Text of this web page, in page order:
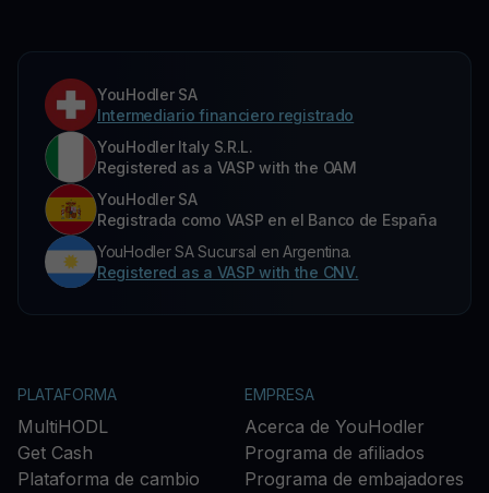
YouHodler SA
Intermediario financiero registrado
YouHodler Italy S.R.L.
Registered as a VASP with the OAM
YouHodler SA
Registrada como VASP en el Banco de España
YouHodler SA Sucursal en Argentina.
Registered as a VASP with the CNV.
PLATAFORMA
MultiHODL
Get Cash
Plataforma de cambio
EMPRESA
Acerca de YouHodler
Programa de afiliados
Programa de embajadores